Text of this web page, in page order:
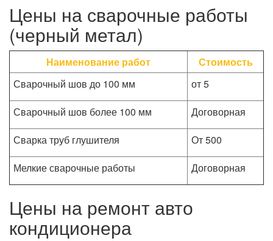
Цены на сварочные работы
(черный метал)
Наименование работ
Стоимость
Сварочный шов до 100 мм
от 5
Сварочный шов более 100 мм
Договорная
Сварка труб глушителя
От 500
Мелкие сварочные работы
Договорная
Цены на ремонт авто
кондиционера